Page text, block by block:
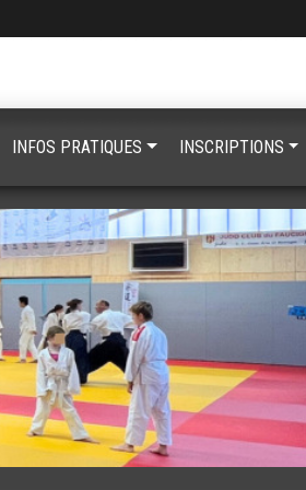
INFOS PRATIQUES INSCRIPTIONS